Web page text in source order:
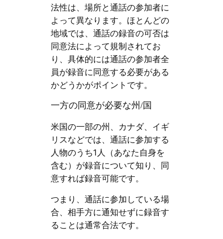
法性は、場所と通話の参加者に
よって異なります。ほとんどの
地域では、通話の録音の可否は
同意法によって規制されてお
り、具体的には通話の参加者全
員が録音に同意する必要がある
かどうかがポイントです。
一方の同意が必要な州/国
米国の一部の州、カナダ、イギ
リスなどでは、通話に参加する
人物のうち1人（あなた自身を
含む）が録音について知り、同
意すれば録音可能です。
つまり、通話に参加している場
合、相手方に通知せずに録音す
ることは通常合法です。